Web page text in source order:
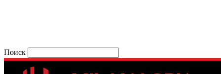
Поиск